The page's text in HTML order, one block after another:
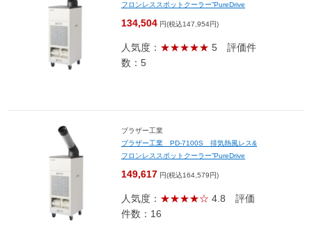
フロンレススポットクーラー”PureDrive
134,504 円(税込147,954円)
人気度： ★★★★★ 5 評価件
数：5
ブラザー工業
ブラザー工業 PD-7100S 排気熱風レス&
フロンレススポットクーラー”PureDrive
149,617 円(税込164,579円)
人気度： ★★★★☆ 4.8 評価
件数：16